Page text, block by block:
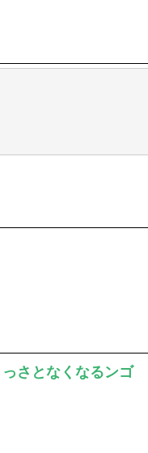
さとなくなるンゴ